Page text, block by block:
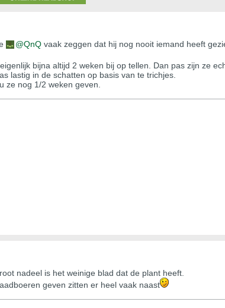
QnQ vaak zeggen dat hij nog nooit iemand heeft
bijna altijd 2 weken bij op tellen. Dan pas zijn ze
lastig in de schatten op basis van te trichjes.
ze nog 1/2 weken geven.
nadeel is het weinige blad dat de plant heeft.
geven zitten er heel vaak naast